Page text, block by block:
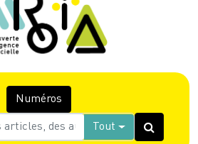
Numéros
Tout